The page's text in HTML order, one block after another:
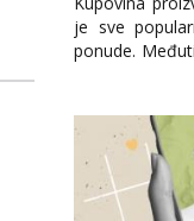
je sve
ponude.
se pojavljuju
internetske